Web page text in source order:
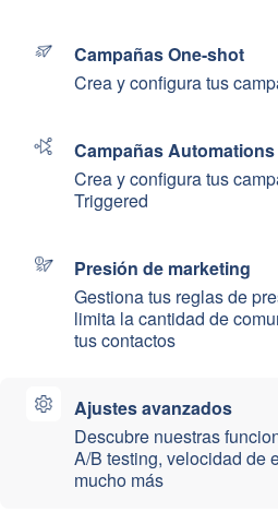
Campañas One-shot
Crea y configura tus
Campañas Automations
Crea y configura tus
Triggered
Presión de marketing
Gestiona tus reglas de
limita la cantidad de
tus contactos
Ajustes avanzados
Descubre nuestras
A/B testing, velocidad de
mucho más